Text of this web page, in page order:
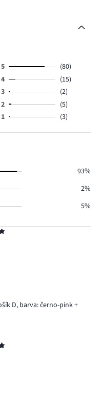
D,barva: černo-pink +
5
(80)
4
(15)
3
(2)
2
(5)
1 (3)
93%
2%
5%